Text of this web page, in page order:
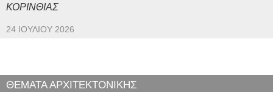
ΚΟΡΙΝΘΙΑΣ
24 ΙΟΥΛΊΟΥ 2026
ΘΕΜΑΤΑ ΑΡΧΙΤΕΚΤΟΝΙΚΗΣ